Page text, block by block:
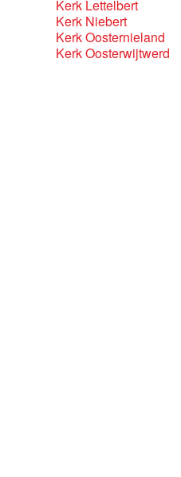
Kerk Lettelbert
Kerk Niebert
Kerk Oosternieland
Kerk Oosterwijtwerd